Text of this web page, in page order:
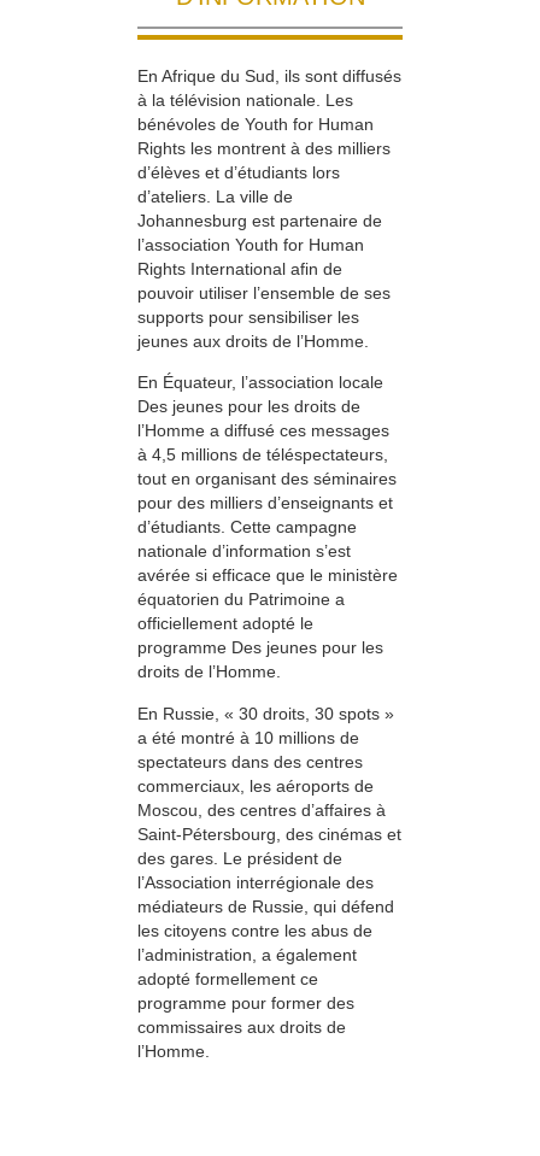
En Afrique du Sud, ils sont diffusés
à la télévision nationale. Les
bénévoles de Youth for Human
Rights les montrent à des milliers
d’élèves et d’étudiants lors
d’ateliers. La ville de
Johannesburg est partenaire de
l’association Youth for Human
Rights International afin de
pouvoir utiliser l’ensemble de ses
supports pour sensibiliser les
jeunes aux droits de l’Homme.
En Équateur, l’association locale
Des jeunes pour les droits de
l’Homme a diffusé ces messages
à 4,5 millions de téléspectateurs,
tout en organisant des séminaires
pour des milliers d’enseignants et
d’étudiants. Cette campagne
nationale d’information s’est
avérée si efficace que le ministère
équatorien du Patrimoine a
officiellement adopté le
programme Des jeunes pour les
droits de l’Homme.
En Russie, « 30 droits, 30 spots »
a été montré à 10 millions de
spectateurs dans des centres
commerciaux, les aéroports de
Moscou, des centres d’affaires à
Saint-Pétersbourg, des cinémas et
des gares. Le président de
l’Association interrégionale des
médiateurs de Russie, qui défend
les citoyens contre les abus de
l’administration, a également
adopté formellement ce
programme pour former des
commissaires aux droits de
l’Homme.